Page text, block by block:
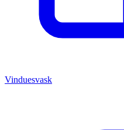
Vinduesvask